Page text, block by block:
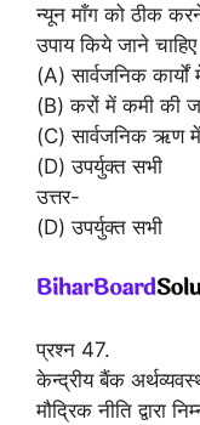
न्यून माँग को ठीक
उपाय किये जाने
(A) सार्वजनिक
(B) करों में कमी की
(C) सार्वजनिक ऋण में
(D) उपर्युक्त सभी
उत्तर-
(D) उपर्युक्त सभी
प्रश्न 47.
केन्द्रीय बैंक
मौद्रिक नीति द्वारा